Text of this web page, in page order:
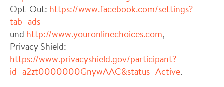
Opt-Out: https://www.facebook.com/settings?
tab=ads
und http://www.youronlinechoices.com,
Privacy Shield:
https://www.privacyshield.gov/participant?
id=a2zt0000000GnywAAC&status=Active.